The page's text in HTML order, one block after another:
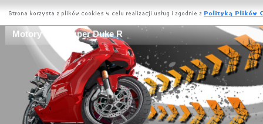
Motory - 990 Super Duke R